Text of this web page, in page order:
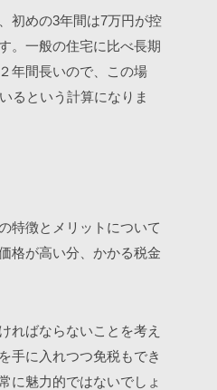
初めの3年間は7万円が控
。一般の住宅に比べ長期
年間長いので、この場
るという計算になりま
特徴とメリットについて
格が高い分、かかる税金
ればならないことを考え
手に入れつつ免税もでき
に魅力的ではないでしょ